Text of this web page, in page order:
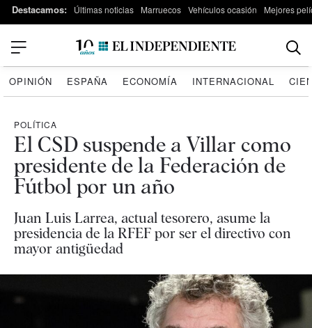
Destacamos: Últimas noticias Marruecos Vehículos ocasión Mejores
OPINIÓN ESPAÑA ECONOMÍA INTERNACIONAL
POLÍTICA
El CSD suspende a Villar como
presidente de la Federación de
Fútbol por un año
Juan Luis Larrea, actual tesorero, asume la
presidencia de la RFEF por ser el directivo con
mayor antigüedad